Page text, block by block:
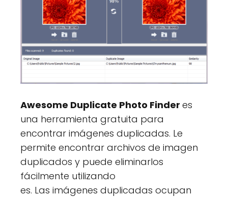
Awesome Duplicate Photo Finder es
una herramienta gratuita para
encontrar imágenes duplicadas. Le
permite encontrar archivos de imagen
duplicados y puede eliminarlos
fácilmente utilizando
es. Las imágenes duplicadas ocupan